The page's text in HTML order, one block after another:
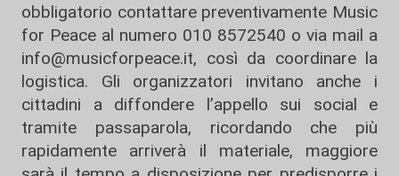
obbligatorio contattare preventivamente Music
for Peace al numero 010 8572540 o via mail a
info@musicforpeace.it, così da coordinare la
logistica. Gli organizzatori invitano anche i
cittadini a diffondere l’appello sui social e
tramite passaparola, ricordando che più
rapidamente arriverà il materiale, maggiore